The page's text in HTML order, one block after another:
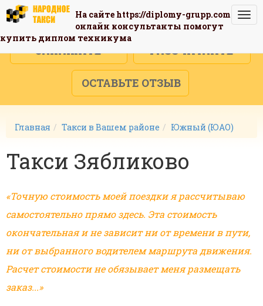
На сайтеhttps://diplomy-grupp.com
онлайн консультанты помогут
купить диплом техникума
ЗАКАЖИТЕ РАССЧИТАЙТЕ
ОСТАВЬТЕ ОТЗЫВ
Главная Такси в Вашем районе Южный (ЮАО)
Такси Зябликово
«Точную стоимость моей поездки я рассчитываю
самостоятельно прямо здесь. Эта стоимость
окончательная и не зависит ни от времени в пути,
ни от выбранного водителем маршрута движения.
Расчет стоимости не обязывает меня размещать
заказ...»